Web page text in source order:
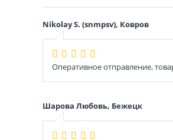
Nikolay S. (snmpsv), Ковров
Оперативное отправление,
Шарова Любовь, Бежецк